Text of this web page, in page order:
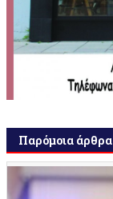
Παρόμοια άρθρα